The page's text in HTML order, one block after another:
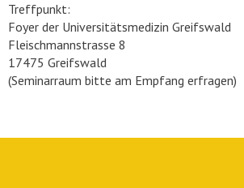
Treffpunkt:
Foyer der Universitätsmedizin Greifswald
Fleischmannstrasse 8
17475 Greifswald
(Seminarraum bitte am Empfang erfragen)